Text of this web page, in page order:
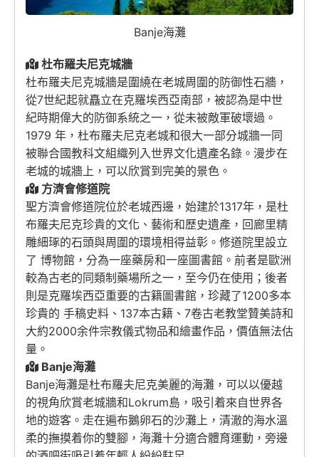
Banje海灘
杜布羅夫尼克城牆
杜布羅夫尼克城牆是圍繞在老城周圍的防御性石牆，
從7世紀起就矗立在克羅埃西亞南部，被認為是中世
紀時期偉大的防御系統之一，從未被敵軍破壞過。
1979 年，杜布羅夫尼克老城和很大一部分城牆一同
被聯合國教科文組織列入世界文化遺產名錄。漫步在
老城的城牆上，可以欣賞到完美的景色。
方濟會修道院
聖方濟會修道院位於老城西邊，始建於1317年，是杜
布羅夫尼克珍貴的文化、藝術和歷史遺產，回廊里精
雕細琢的石頭與周圍的環境相得益彰。修道院里設立
了 博物館，分為一座藥房和一座圖書館。前者是歐洲
較為古老的同類制藥場所之一，至今仍在使用；後者
則是克羅埃西亞重要的古籍圖書館，珍藏了1200多本
珍貴的 手稿史料、137本古籍、7卷古老教堂贊美詩和
大約2000余件宗教儀式物品和繪畫作品，價值無法估
量。
Banje海灘
Banje海灘是杜布羅夫尼克美麗的海灘，可以以優越
的視角欣賞老城牆和Lokrum島，吸引着來自世界各
地的遊客。走在遍布鵝卵石的沙灘上，清澈的海水溫
柔的撫摸着你的雙腳，海灘十分適合體育運動，旁邊